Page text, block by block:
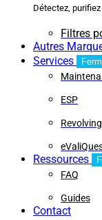
Détectez,
Filtres
Autres
Services
ESP
Revolving
Ressources
FAQ
Guides
Contact